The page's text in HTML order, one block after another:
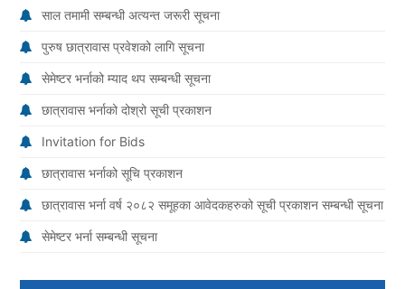
साल तमामी सम्बन्धी अत्यन्त जरूरी सूचना
पुरुष छात्रावास प्रवेशको लागि सूचना
सेमेष्टर भर्नाको म्याद थप सम्बन्धी सूचना
छात्रावास भर्नाको दोश्रो सूची प्रकाशन
Invitation for Bids
छात्रावास भर्नाको सूचि प्रकाशन
छात्रावास भर्ना वर्ष २०८२ समूहका आवेदकहरुको सूची प्रकाशन सम्बन्धी सूचना
सेमेष्टर भर्ना सम्बन्धी सूचना